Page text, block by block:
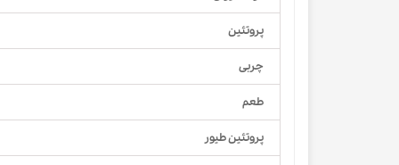
پروتئین
چربی
طعم
پروتئین طیور